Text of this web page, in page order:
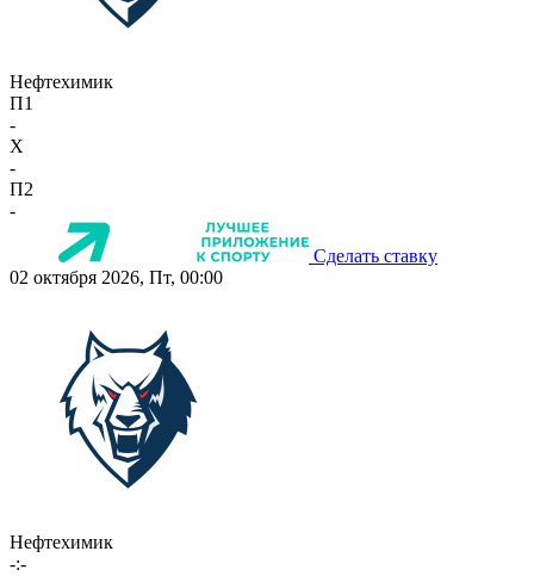
Нефтехимик
П1
-
X
-
П2
-
Сделать ставку
02 октября 2026, Пт, 00:00
Нефтехимик
-:-